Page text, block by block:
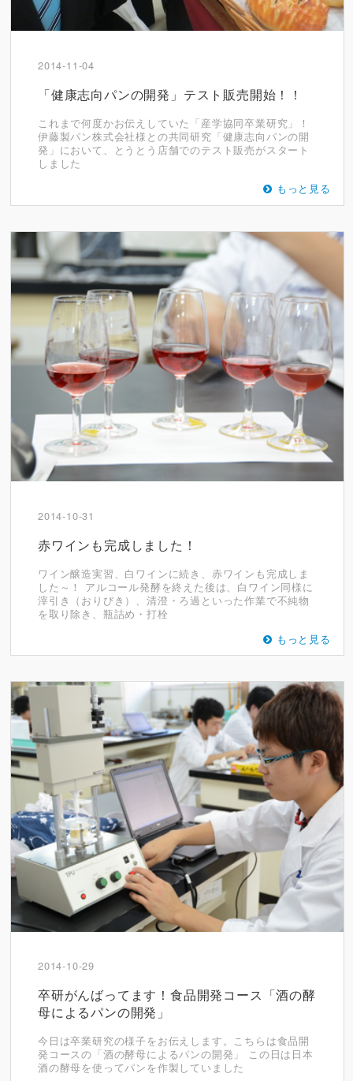
2014-11-04
「健康志向パンの開発」テスト販売開始！！
これまで何度かお伝えしていた「産学協同卒業研究」！
伊藤製パン株式会社様との共同研究「健康志向パンの開
発」において、とうとう店舗でのテスト販売がスタート
しました
もっと見る
2014-10-31
赤ワインも完成しました！
ワイン醸造実習、白ワインに続き、赤ワインも完成しま
した～！ アルコール発酵を終えた後は、白ワイン同様に
滓引き（おりびき）、清澄・ろ過といった作業で不純物
を取り除き、瓶詰め・打栓
もっと見る
2014-10-29
卒研がんばってます！食品開発コース「酒の酵
母によるパンの開発」
今日は卒業研究の様子をお伝えします。こちらは食品開
発コースの「酒の酵母によるパンの開発」 この日は日本
酒の酵母を使ってパンを作製していました